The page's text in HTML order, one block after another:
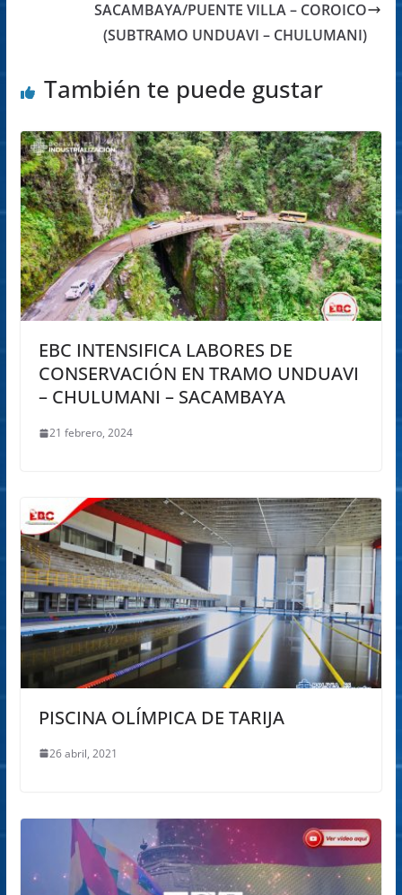
SACAMBAYA/PUENTE VILLA – COROICO
(SUBTRAMO UNDUAVI – CHULUMANI)
También te puede gustar
EBC INTENSIFICA LABORES DE
CONSERVACIÓN EN TRAMO UNDUAVI
– CHULUMANI – SACAMBAYA
21 febrero, 2024
PISCINA OLÍMPICA DE TARIJA
26 abril, 2021